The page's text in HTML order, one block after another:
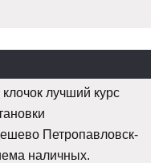
лучший курс
Петропавловск-
наличных.